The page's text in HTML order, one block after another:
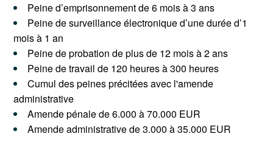
Peine d’emprisonnement de 6 mois à 3 ans
Peine de surveillance électronique d’une durée d’1
mois à 1 an
Peine de probation de plus de 12 mois à 2 ans
Peine de travail de 120 heures à 300 heures
Cumul des peines précitées avec l'amende
administrative
Amende pénale de 6.000 à 70.000 EUR
Amende administrative de 3.000 à 35.000 EUR